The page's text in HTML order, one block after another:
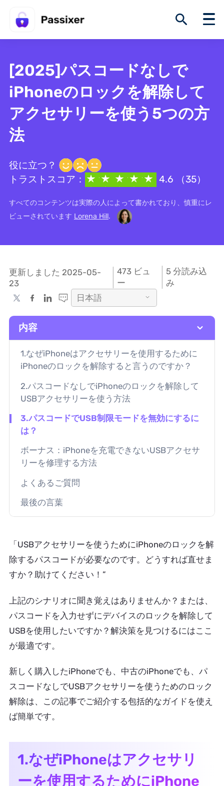
[2025]パスコードなしで
iPhoneのロックを解除して
アクセサリーを使う5つの方
法
役に立つ？
トラストスコア：
4.6 （35）
すべてのコンテンツは実際の人によって書かれており、慎重にレ
ビューされています Lorena Hill.
更新しました 2025-05-
23
473ビュ
ー
5 分読み込
み
日本語
内容
1.なぜiPhoneはアクセサリーを使用するために
iPhoneのロックを解除すると言うのですか？
2.パスコードなしでiPhoneのロックを解除して
USBアクセサリーを使う方法
3.パスコードでUSB制限モードを無効にするに
は？
ボーナス：iPhoneを充電できないUSBアクセサ
リーを修理する方法
よくあるご質問
最後の言葉
「USBアクセサリーを使うためにiPhoneのロックを解
除するパスコードが必要なのです。どうすれば直せま
すか？助けてください！”
上記のシナリオに聞き覚えはありませんか？または、
パスコードを入力せずにデバイスのロックを解除して
USBを使用したいですか？解決策を見つけるにはここ
が最適です。
新しく購入したiPhoneでも、中古のiPhoneでも、パ
スコードなしでUSBアクセサリーを使うためのロック
解除は、この記事でご紹介する包括的なガイドを使え
ば簡単です。
1.なぜiPhoneはアクセサリ
ーを使用するためにiPhone